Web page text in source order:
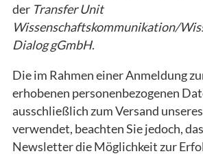
der Transfer Unit
Wissenschaftskommunikation/
Dialog gGmbH.
Die im Rahmen einer Anmeldung
erhobenen personenbezogenen
ausschließlich zum Versand
verwendet, beachten Sie jedoch,
Newsletter die Möglichkeit zur